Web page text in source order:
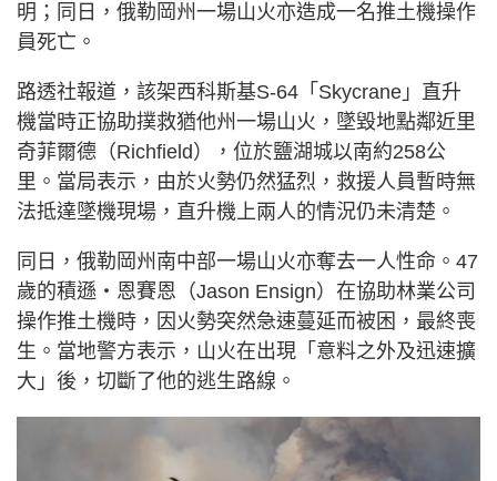
明；同日，俄勒岡州一場山火亦造成一名推土機操作
員死亡。
路透社報道，該架西科斯基S-64「Skycrane」直升
機當時正協助撲救猶他州一場山火，墜毀地點鄰近里
奇菲爾德（Richfield），位於鹽湖城以南約258公
里。當局表示，由於火勢仍然猛烈，救援人員暫時無
法抵達墜機現場，直升機上兩人的情況仍未清楚。
同日，俄勒岡州南中部一場山火亦奪去一人性命。47
歲的積遜・恩賽恩（Jason Ensign）在協助林業公司
操作推土機時，因火勢突然急速蔓延而被困，最終喪
生。當地警方表示，山火在出現「意料之外及迅速擴
大」後，切斷了他的逃生路線。